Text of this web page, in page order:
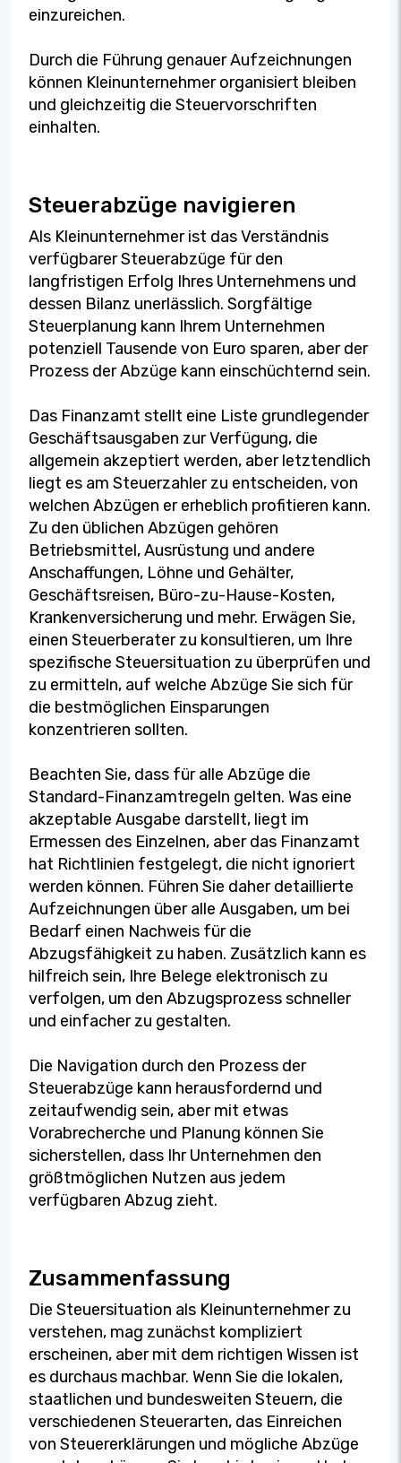
einzureichen.
Durch die Führung genauer Aufzeichnungen
können Kleinunternehmer organisiert bleiben
und gleichzeitig die Steuervorschriften
einhalten.
Steuerabzüge navigieren
Als Kleinunternehmer ist das Verständnis
verfügbarer Steuerabzüge für den
langfristigen Erfolg Ihres Unternehmens und
dessen Bilanz unerlässlich. Sorgfältige
Steuerplanung kann Ihrem Unternehmen
potenziell Tausende von Euro sparen, aber der
Prozess der Abzüge kann einschüchternd sein.
Das Finanzamt stellt eine Liste grundlegender
Geschäftsausgaben zur Verfügung, die
allgemein akzeptiert werden, aber letztendlich
liegt es am Steuerzahler zu entscheiden, von
welchen Abzügen er erheblich profitieren kann.
Zu den üblichen Abzügen gehören
Betriebsmittel, Ausrüstung und andere
Anschaffungen, Löhne und Gehälter,
Geschäftsreisen, Büro-zu-Hause-Kosten,
Krankenversicherung und mehr. Erwägen Sie,
einen Steuerberater zu konsultieren, um Ihre
spezifische Steuersituation zu überprüfen und
zu ermitteln, auf welche Abzüge Sie sich für
die bestmöglichen Einsparungen
konzentrieren sollten.
Beachten Sie, dass für alle Abzüge die
Standard-Finanzamtregeln gelten. Was eine
akzeptable Ausgabe darstellt, liegt im
Ermessen des Einzelnen, aber das Finanzamt
hat Richtlinien festgelegt, die nicht ignoriert
werden können. Führen Sie daher detaillierte
Aufzeichnungen über alle Ausgaben, um bei
Bedarf einen Nachweis für die
Abzugsfähigkeit zu haben. Zusätzlich kann es
hilfreich sein, Ihre Belege elektronisch zu
verfolgen, um den Abzugsprozess schneller
und einfacher zu gestalten.
Die Navigation durch den Prozess der
Steuerabzüge kann herausfordernd und
zeitaufwendig sein, aber mit etwas
Vorabrecherche und Planung können Sie
sicherstellen, dass Ihr Unternehmen den
größtmöglichen Nutzen aus jedem
verfügbaren Abzug zieht.
Zusammenfassung
Die Steuersituation als Kleinunternehmer zu
verstehen, mag zunächst kompliziert
erscheinen, aber mit dem richtigen Wissen ist
es durchaus machbar. Wenn Sie die lokalen,
staatlichen und bundesweiten Steuern, die
verschiedenen Steuerarten, das Einreichen
von Steuererklärungen und mögliche Abzüge